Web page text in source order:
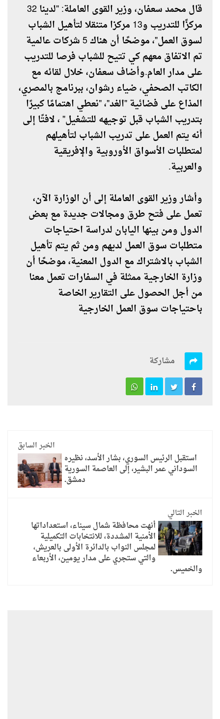
قال محمد سعفان، وزير القوى العاملة: "لدينا 32
مركزًا للتدريب و13 مركزا متنقلا لتأهيل الشباب
لسوق العمل"، موضحًا أن هناك 5 شركات عالمية
تم الاتفاق معهم كي تتيح للشباب فرصا للتدريب
على مدار العام.وأضاف سعفان، خلال لقائه مع
الكاتب الصحفي، ضياء رشوان، ببرنامج بالمصري،
المذاع على فضائية "الغد"، "نعطي اهتمامًا كبيرًا
بتدريب الشباب قبل توجيهه للتشغيل" ، لافتًا إلى
أنه يتم العمل على تدريب الشباب لتأهيلهم
لمتطلبات الأسواق الأوروبية والإفريقية
والعربية.
وأشار وزير القوى العاملة إلى أن الوزارة الآن،
تعمل على فتح طرق ومجالات جديدة مع بعض
الدول ومن بينها اليابان لدراسة احتياجات
متطلبات سوق العمل لديهم ومن ثم يتم تأهيل
الشباب بالاشتراك مع الدول المعنية، موضحًا أن
وزارة الخارجية ممثلة في السفارات تعمل معنا
من أجل الحصول على التقارير الخاصة
باحتياجات سوق العمل الخارجية
مشاركة
الخبر السابق
استقبل الرئيس السوري، بشار الأسد، نظيره
السوداني عمر البشير، إلى العاصمة السورية
دمشق.
الخبر التالي
أنهت محافظة شمال سيناء، استعداداتها
الأمنية المشددة، للانتخابات التكميلية
لمجلس النواب بالدائرة الأولى بالعريش،
والتي ستجري على مدار يومين، الأربعاء
والخميس.